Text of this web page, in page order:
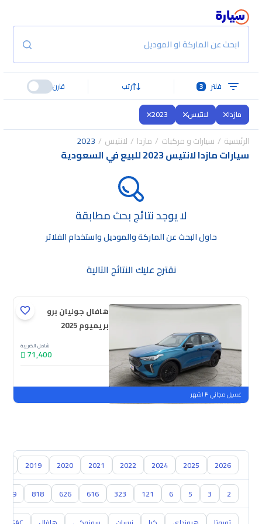
ابحث عن الماركة او الموديل
فلتر 3 رتب قارن
مازدا لانتيس 2023
الرئيسية سيارات و مركبات مازدا لانتيس 2023
سيارات مازدا لانتيس 2023 للبيع في السعودية
لا يوجد نتائج بحث مطابقة
حاول البحث عن الماركة والموديل واستخدام الفلاتر
نقترح عليك النتائج التالية
هافال جوليان برو
بريميوم 2025
شامل الضريبة
71,400
جديدة
ملوحة
غسيل مجاني ٣ اشهر
2026
2025
2024
2022
2021
2020
2019
2
3
5
6
121
323
616
626
818
929